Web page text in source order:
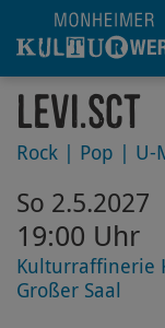
Hauptregion der
Levi.Sct
Rock | Pop | U-
So 2.5.2027
19:00 Uhr
Kulturraffinerie
Großer Saal